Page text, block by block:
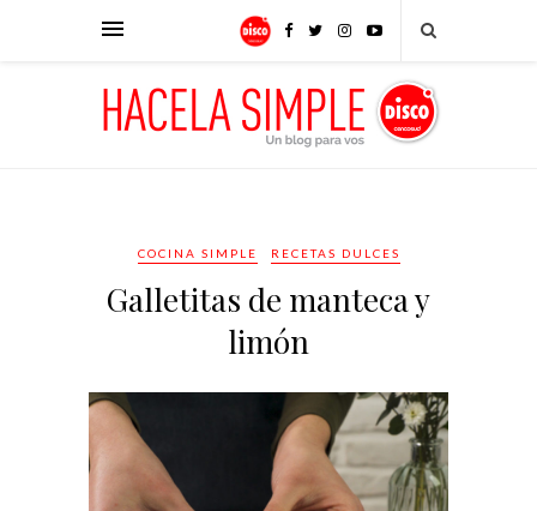
COCINA SIMPLE RECETAS DULCES
Galletitas de manteca y
limón